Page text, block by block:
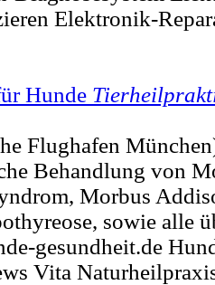
Elektronik-
Hunde
Flughafen
Behandlung von
Morbus
sowie alle
gesundheit.de
Vita